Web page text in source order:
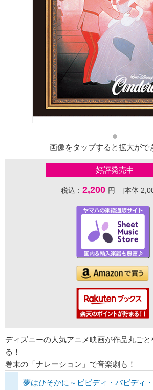
画像をタップすると拡大がで
好評発売中
税込： 2,200 円 [本体
ディズニーの人気アニメ映画が作品丸ごと
る！
巻末の「ナレーション」で音楽劇も！
夢はひそかに～ビビディ・バビディ